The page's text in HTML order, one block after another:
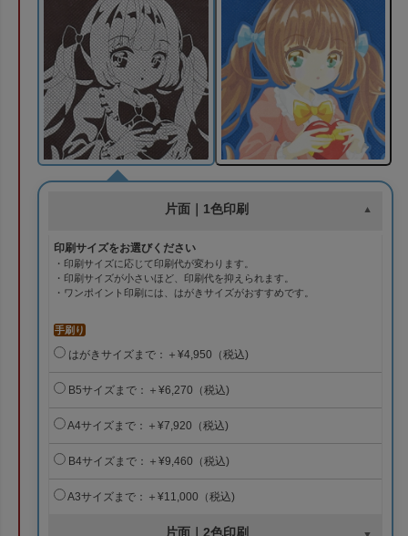
片面｜1色印刷
印刷サイズをお選びください
・印刷サイズに応じて印刷代が変わります。
・印刷サイズが小さいほど、印刷代を抑えられます。
・ワンポイント印刷には、はがきサイズがおすすめです。
手刷り
はがきサイズまで：＋¥4,950（税込)
B5サイズまで：＋¥6,270（税込)
A4サイズまで：＋¥7,920（税込)
B4サイズまで：＋¥9,460（税込)
A3サイズまで：＋¥11,000（税込)
片面｜2色印刷